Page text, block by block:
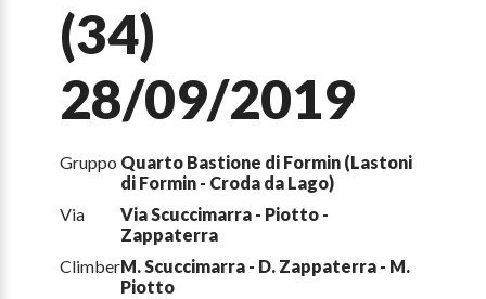
(34)
28/09/2019
Gruppo Quarto Bastione di Formin (Lastoni
di Formin - Croda da Lago)
Via
Via Scuccimarra - Piotto -
Zappaterra
ClimberM. Scuccimarra - D. Zappaterra - M.
Piotto